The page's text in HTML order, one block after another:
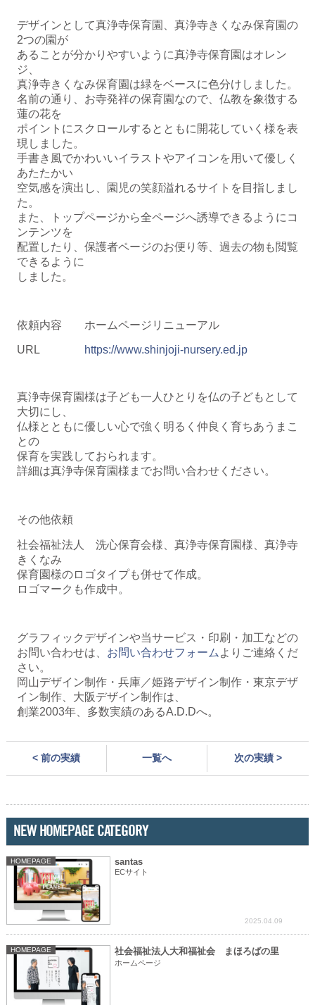
デザインとして真浄寺保育園、真浄寺きくなみ保育園の
2つの園が
あることが分かりやすいように真浄寺保育園はオレン
ジ、
真浄寺きくなみ保育園は緑をベースに色分けしました。
名前の通り、お寺発祥の保育園なので、仏教を象徴する
蓮の花を
ポイントにスクロールするとともに開花していく様を表
現しました。
手書き風でかわいいイラストやアイコンを用いて優しく
あたたかい
空気感を演出し、園児の笑顔溢れるサイトを目指しまし
た。
また、トップページから全ページへ誘導できるようにコ
ンテンツを
配置したり、保護者ページのお便り等、過去の物も閲覧
できるように
しました。
依頼内容 ホームページリニューアル
URL https://www.shinjoji-nursery.ed.jp
真浄寺保育園様は子ども一人ひとりを仏の子どもとして
大切にし、
仏様とともに優しい心で強く明るく仲良く育ちあうまこ
との
保育を実践しておられます。
詳細は真浄寺保育園様までお問い合わせください。
その他依頼
社会福祉法人 洗心保育会様、真浄寺保育園様、真浄寺
きくなみ
保育園様のロゴタイプも併せて作成。
ロゴマークも作成中。
グラフィックデザインや当サービス・印刷・加工などの
お問い合わせは、 お問い合わせフォーム よりご連絡くだ
さい。
岡山デザイン制作・兵庫／姫路デザイン制作・東京デザ
イン制作、大阪デザイン制作は、
創業2003年、多数実績のあるA.D.Dへ。
< 前の実績 一覧へ 次の実績 >
NEW HOMEPAGE CATEGORY
HOMEPAGE santas
ECサイト
2025.04.09
HOMEPAGE 社会福祉法人大和福祉会 まほろばの里
ホームページ